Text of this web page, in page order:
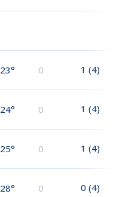
23° 0 1 (4)
24° 0 1 (4)
25° 0 1 (4)
28° 0 0 (4)